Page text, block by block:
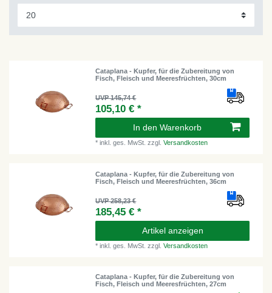
Cataplana - Kupfer, für die Zubereitung von
Fisch, Fleisch und Meeresfrüchten, 30cm
UVP 145,74 €
105,10 € *
In den Warenkorb
*inkl. ges. MwSt. zzgl.Versandkosten
Cataplana - Kupfer, für die Zubereitung von
Fisch, Fleisch und Meeresfrüchten, 36cm
UVP 258,23 €
185,45 € *
Artikel anzeigen
*inkl. ges. MwSt. zzgl.Versandkosten
Cataplana - Kupfer, für die Zubereitung von
Fisch, Fleisch und Meeresfrüchten, 27cm